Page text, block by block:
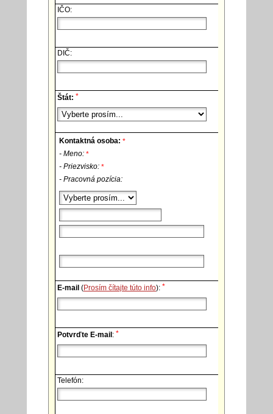
IČO:
DIČ:
Štát: *
Kontaktná osoba: *
- Meno: *
- Priezvisko: *
- Pracovná pozícia:
E-mail (Prosím čítajte túto info): *
Potvrďte E-mail: *
Telefón: